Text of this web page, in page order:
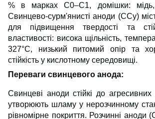
% в маркахС0–С1, домішки:
Свинцево-сурм'янисті аноди (ССу)
для підвищення твердості та
властивості: висока щільність,
327°C, низький питомий опір та
стійкість у кислотному середовищі.
Переваги свинцевого анода:
Свинцеві аноди стійкі до агресивних
утворюють шламу у нерозчинному
рівномірне покриття. Розчинні аноди